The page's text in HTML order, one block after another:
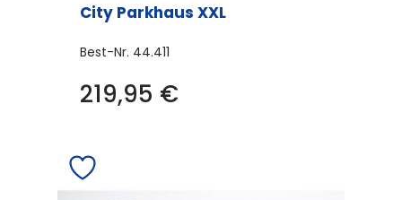
City Parkhaus XXL
Best-Nr. 44.411
219,95 €